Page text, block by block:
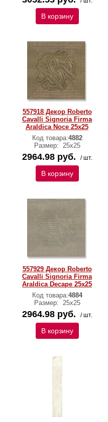
В корзину
557918 Декор Roberto
Cavalli Signoria Firma
Araldica Noce 25x25
Код товара:4882
Размер: 25x25
2964.98 руб. / шт.
В корзину
557929 Декор Roberto
Cavalli Signoria Firma
Araldica Decape 25x25
Код товара:4884
Размер: 25x25
2964.98 руб. / шт.
В корзину